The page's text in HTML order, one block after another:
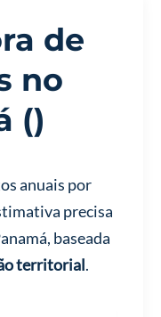
de
no
()
anuais por
precisa
baseada
territorial.